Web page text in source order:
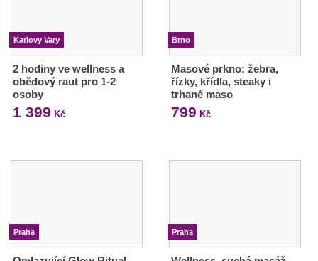
Karlovy Vary
2 hodiny ve wellness a
obědový raut pro 1-2
osoby
1 399 Kč
Brno
Masové prkno: žebra,
řízky, křídla, steaky i
trhané maso
799 Kč
Praha Praha